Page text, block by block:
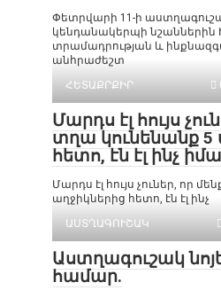
Փետրվարի 11-ի
կենդանակերպի նշաններին
տրամադրության և
անհրաժեշտ
ՀԵՏԱՔՐՔԻՐ
Մարդս էլ հույս
տղա կունենանք 5
հետո, էն էլ ինչ
Մարդս էլ հույս չուներ, որ
աղջիկներից հետո, էն էլ ինչ
ԱՍՏՂԱԳՈՒՇԱԿ
Աստղագուշակ
համար.